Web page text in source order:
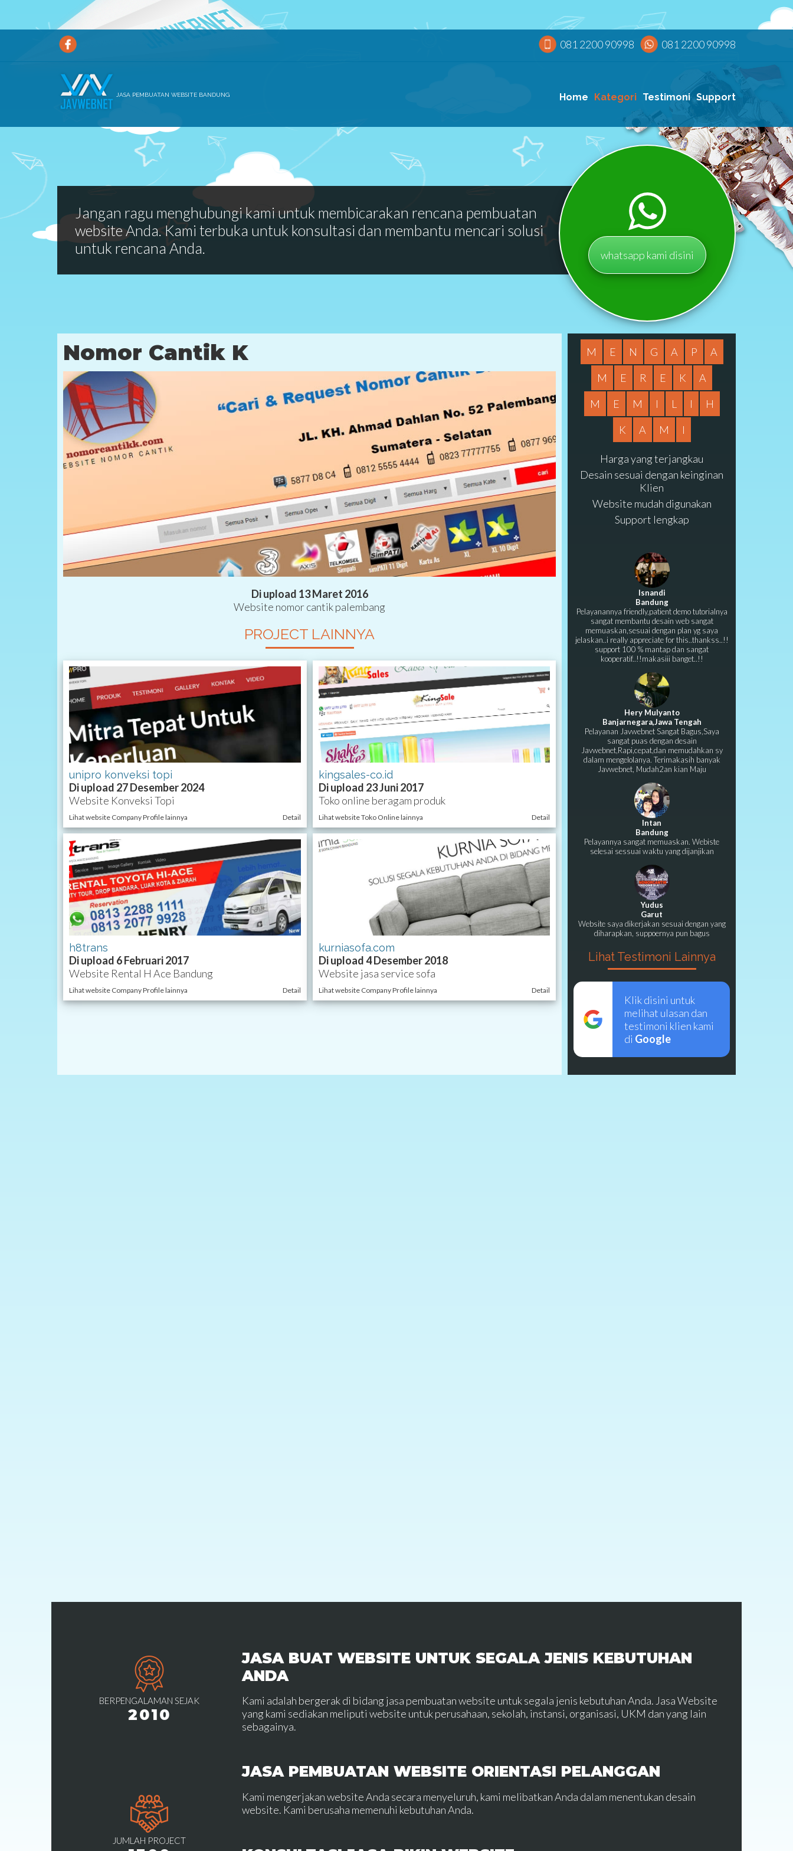
081 2200 90998 081 2200 90998
JASA PEMBUATAN WEBSITE BANDUNG Home Kategori Testimoni Support
Jangan ragu menghubungi kami untuk membicarakan rencana pembuatan
website Anda. Kami terbuka untuk konsultasi dan membantu mencari solusi
untuk rencana Anda.
whatsapp kami disini
Nomor Cantik K
Di upload 13 Maret 2016
Website nomor cantik palembang
PROJECT LAINNYA
unipro konveksi topi
Di upload 27 Desember 2024
Website Konveksi Topi
Lihat website Company Profile lainnya Detail
kingsales-co.id
Di upload 23 Juni 2017
Toko online beragam produk
Lihat website Toko Online lainnya Detail
h8trans
Di upload 6 Februari 2017
Website Rental H Ace Bandung
Lihat website Company Profile lainnya Detail
kurniasofa.com
Di upload 4 Desember 2018
Website jasa service sofa
Lihat website Company Profile lainnya Detail
M E N G A P
A
M
E R E K
A
M
E M I L I
H
K
A M I
Harga yang terjangkau
Desain sesuai dengan keinginan
Klien
Website mudah digunakan
Support lengkap
Isnandi
Bandung
Pelayanannya friendly,patient demo tutorialnya
sangat membantu desain web sangat
memuaskan,sesuai dengan plan yg saya
jelaskan..i really appreciate for this..thankss..!!
support 100 % mantap dan sangat
kooperatif..!!makasiii banget..!!
Hery Mulyanto
Banjarnegara,Jawa Tengah
Pelayanan Javwebnet Sangat Bagus,Saya
sangat puas dengan desain
Javwebnet,Rapi,cepat,dan memudahkan sy
dalam mengelolanya. Terimakasih banyak
Javwebnet, Mudah2an kian Maju
Intan
Bandung
Pelayannya sangat memuaskan. Webiste
selesai sessuai waktu yang dijanjikan
Yudus
Garut
Website saya dikerjakan sesuai dengan yang
diharapkan, suppoernya pun bagus
Lihat Testimoni Lainnya
Klik disini untuk
melihat ulasan dan
testimoni klien kami
di Google
BERPENGALAMAN SEJAK
2010
JUMLAH PROJECT
JASA BUAT WEBSITE UNTUK SEGALA JENIS KEBUTUHAN
ANDA
Kami adalah bergerak di bidang jasa pembuatan website untuk segala jenis kebutuhan Anda. Jasa Website
yang kami sediakan meliputi website untuk perusahaan, sekolah, instansi, organisasi, UKM dan yang lain
sebagainya.
JASA PEMBUATAN WEBSITE ORIENTASI PELANGGAN
Kami mengerjakan website Anda secara menyeluruh, kami melibatkan Anda dalam menentukan desain
website. Kami berusaha memenuhi kebutuhan Anda.